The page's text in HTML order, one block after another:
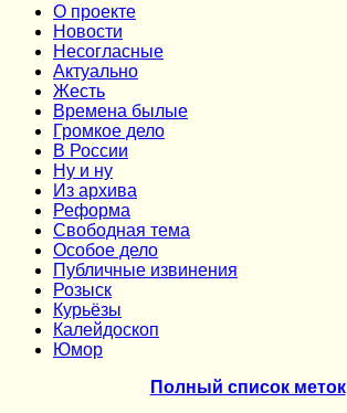
О проекте
Новости
Несогласные
Актуально
Жесть
Времена былые
Громкое дело
В России
Ну и ну
Из архива
Реформа
Cвободная тема
Особое дело
Публичные извинения
Розыск
Курьёзы
Калейдоскоп
Юмор
Полный список меток